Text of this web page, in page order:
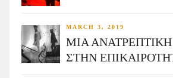
MARCH 3, 2019
ΜΙΑ
ΣΤΗΝ